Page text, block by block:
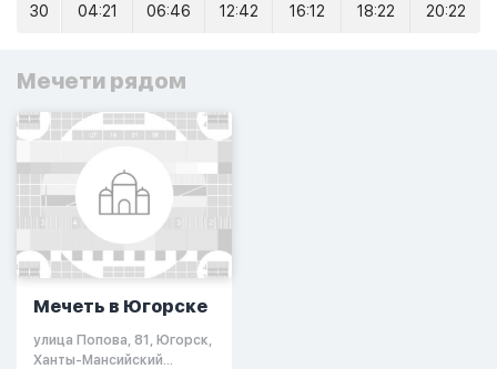
30 04:21 06:46 12:42 16:12 18:22 20:22
Мечети рядом
Мечеть в Югорске
улица Попова, 81, Югорск,
Ханты-Мансийский